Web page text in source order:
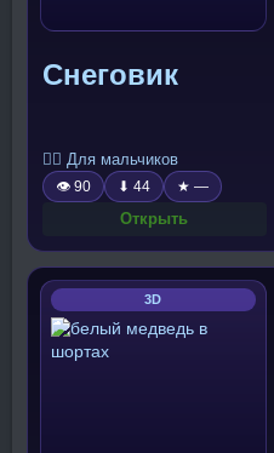
Снеговик
🧍‍♂️ Для мальчиков
👁 90 ⬇ 44 ★ —
Открыть
3D